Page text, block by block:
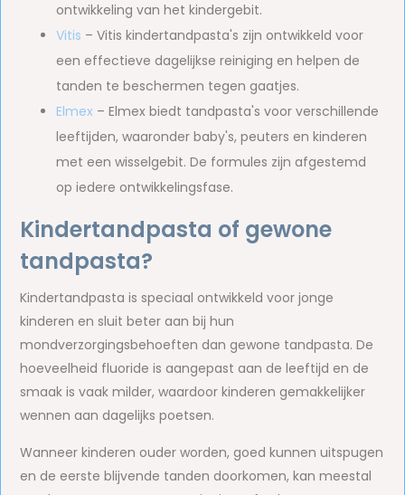
ontwikkeling van het kindergebit.
Vitis – Vitis kindertandpasta's zijn ontwikkeld voor
een effectieve dagelijkse reiniging en helpen de
tanden te beschermen tegen gaatjes.
Elmex – Elmex biedt tandpasta's voor verschillende
leeftijden, waaronder baby's, peuters en kinderen
met een wisselgebit. De formules zijn afgestemd
op iedere ontwikkelingsfase.
Kindertandpasta of gewone
tandpasta?
Kindertandpasta is speciaal ontwikkeld voor jonge
kinderen en sluit beter aan bij hun
mondverzorgingsbehoeften dan gewone tandpasta. De
hoeveelheid fluoride is aangepast aan de leeftijd en de
smaak is vaak milder, waardoor kinderen gemakkelijker
wennen aan dagelijks poetsen.
Wanneer kinderen ouder worden, goed kunnen uitspugen
en de eerste blijvende tanden doorkomen, kan meestal